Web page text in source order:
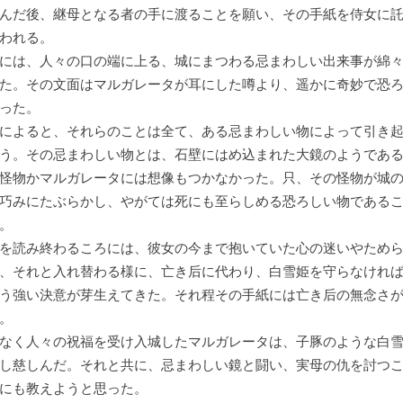
だ後、継母となる者の手に渡ることを願い、その手紙を侍女に
れる。
、人々の口の端に上る、城にまつわる忌まわしい出来事が綿
。その文面はマルガレータが耳にした噂より、遥かに奇妙で恐
た。
ると、それらのことは全て、ある忌まわしい物によって引き
。その忌まわしい物とは、石壁にはめ込まれた大鏡のようであ
物かマルガレータには想像もつかなかった。只、その怪物が城
みにたぶらかし、やがては死にも至らしめる恐ろしい物である
み終わるころには、彼女の今まで抱いていた心の迷いやため
それと入れ替わる様に、亡き后に代わり、白雪姫を守らなけれ
強い決意が芽生えてきた。それ程その手紙には亡き后の無念さ
人々の祝福を受け入城したマルガレータは、子豚のような白
慈しんだ。それと共に、忌まわしい鏡と闘い、実母の仇を討つ
も教えようと思った。